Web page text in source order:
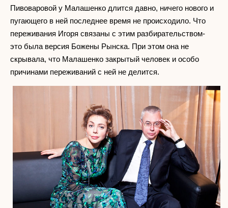
Пивоваровой у Малашенко длится давно, ничего нового и
пугающего в ней последнее время не происходило. Что
переживания Игоря связаны с этим разбирательством-
это была версия Божены Рынска. При этом она не
скрывала, что Малашенко закрытый человек и особо
причинами переживаний с ней не делится.